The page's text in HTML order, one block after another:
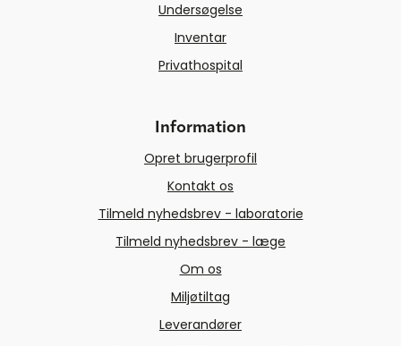
Undersøgelse
Inventar
Privathospital
Information
Opret brugerprofil
Kontakt os
Tilmeld nyhedsbrev - laboratorie
Tilmeld nyhedsbrev - læge
Om os
Miljøtiltag
Leverandører